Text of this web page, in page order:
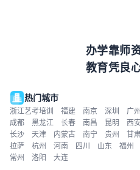
办学靠师
教育凭良
热门城市
浙江艺考培训 福建 南京 深圳 广州
成都
黑龙江 长春 南昌 昆明 西
长沙
天津 内蒙古 南宁 贵州 甘
拉萨
杭州 河南 四川 山东 福州
常州
洛阳 大连